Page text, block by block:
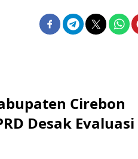
Cirebon
Desak Evaluasi